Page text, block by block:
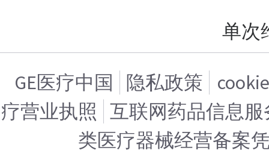
单次
GE医疗中国 隐私政策
疗营业执照 互联网药品信息服
类医疗器械经营备案